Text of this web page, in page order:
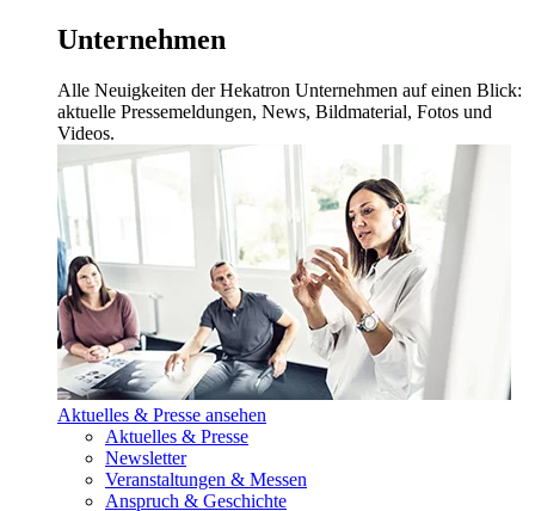
Unternehmen
Alle Neuigkeiten der Hekatron Unternehmen auf einen Blick:
aktuelle Pressemeldungen, News, Bildmaterial, Fotos und
Videos.
Aktuelles & Presse ansehen
Aktuelles & Presse
Newsletter
Veranstaltungen & Messen
Anspruch & Geschichte